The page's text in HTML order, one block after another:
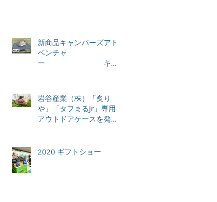
新商品キャンパーズアド
ベンチャ
ー キッ
岩谷産業（株）「炙り
や」「タフまるJr」専用
アウトドアケースを発
2020 ギフトショー